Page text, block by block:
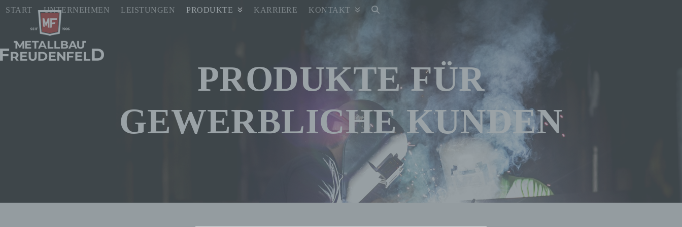
Skip
START UNTERNEHMEN LEISTUNGEN PRODUKTE KARRIERE KONTAKT
PRODUKTE FÜR
GEWERBLICHE KUNDEN